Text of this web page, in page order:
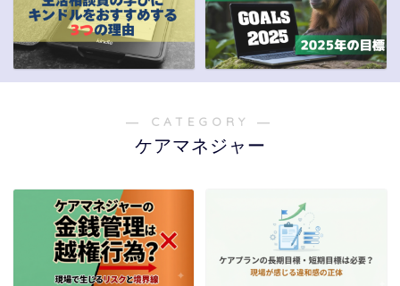
― CATEGORY ―
ケアマネジャー